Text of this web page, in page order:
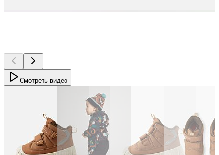
Смотреть видео